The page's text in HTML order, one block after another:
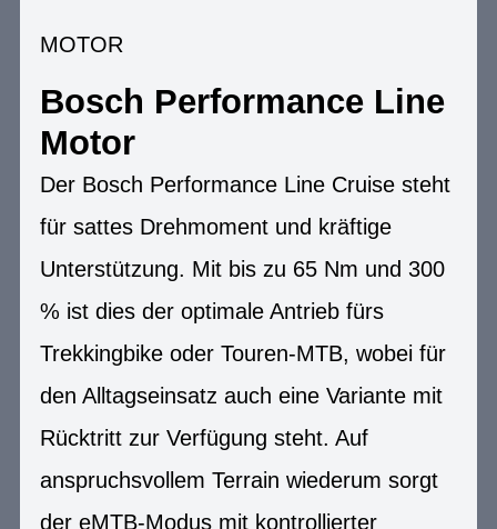
MOTOR
Bosch Performance Line
Motor
Der Bosch Performance Line Cruise steht
für sattes Drehmoment und kräftige
Unterstützung. Mit bis zu 65 Nm und 300
% ist dies der optimale Antrieb fürs
Trekkingbike oder Touren-MTB, wobei für
den Alltagseinsatz auch eine Variante mit
Rücktritt zur Verfügung steht. Auf
anspruchsvollem Terrain wiederum sorgt
der eMTB-Modus mit kontrollierter